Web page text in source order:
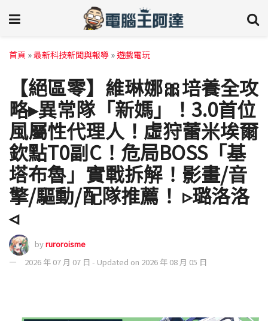
首頁 »最新科技新聞與報導 »遊戲電玩
【絕區零】維琳娜🎀培養全攻
略▸異常隊「新媽」！3.0首位
風屬性代理人！虛狩蕾米埃爾
欽點T0副C！危局BOSS「基
塔布魯」實戰拆解！影畫/音
擎/驅動/配隊推薦！ ▹璐洛洛
◃
byruroroisme
2026 年 07 月 07 日 - Updated on 2026 年 08 月 05 日